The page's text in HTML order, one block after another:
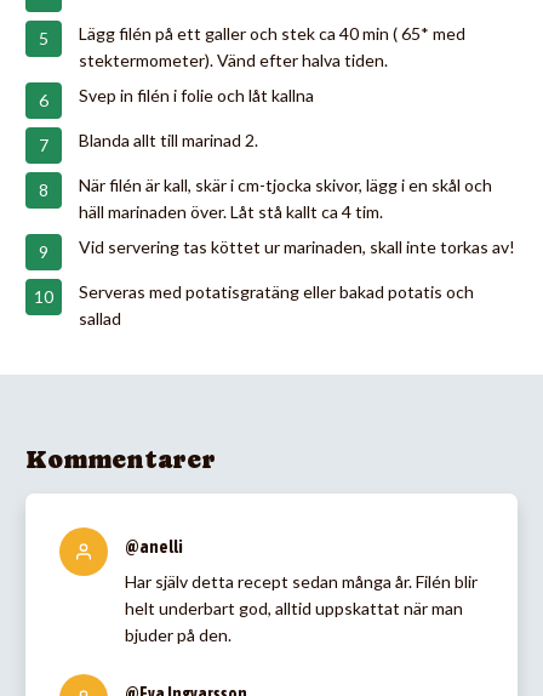
Lägg filén på ett galler och stek ca 40 min ( 65* med
stektermometer). Vänd efter halva tiden.
Svep in filén i folie och låt kallna
Blanda allt till marinad 2.
När filén är kall, skär i cm-tjocka skivor, lägg i en skål och
häll marinaden över. Låt stå kallt ca 4 tim.
Vid servering tas köttet ur marinaden, skall inte torkas av!
Serveras med potatisgratäng eller bakad potatis och
sallad
Kommentarer
@anelli
Har själv detta recept sedan många år. Filén blir
helt underbart god, alltid uppskattat när man
bjuder på den.